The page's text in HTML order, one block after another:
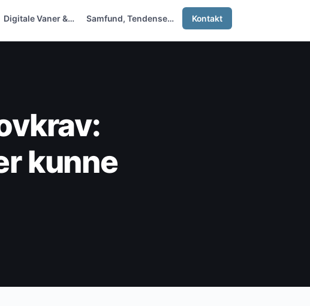
Digitale Vaner &… Samfund, Tendenser &… Kontakt
kunne